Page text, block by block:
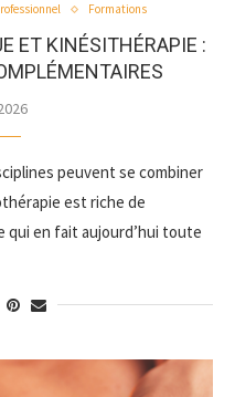
Formations
ET KINÉSITHÉRAPIE :
peuvent se combiner
est riche de
qui en fait aujourd’hui toute